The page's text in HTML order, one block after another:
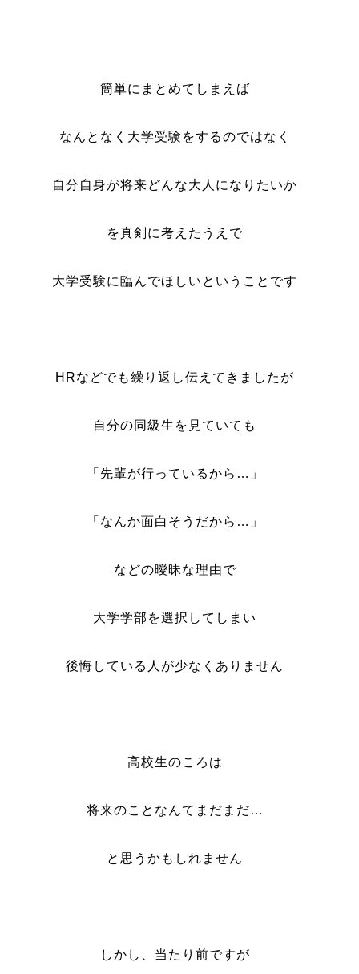
簡単にまとめてしまえば
なんとなく大学受験をするのではなく
自分自身が将来どんな大人になりたいか
を真剣に考えたうえで
大学受験に臨んでほしいということです
HRなどでも繰り返し伝えてきましたが
自分の同級生を見ていても
「先輩が行っているから…」
「なんか面白そうだから…」
などの曖昧な理由で
大学学部を選択してしまい
後悔している人が少なくありません
高校生のころは
将来のことなんてまだまだ…
と思うかもしれません
しかし、当たり前ですが